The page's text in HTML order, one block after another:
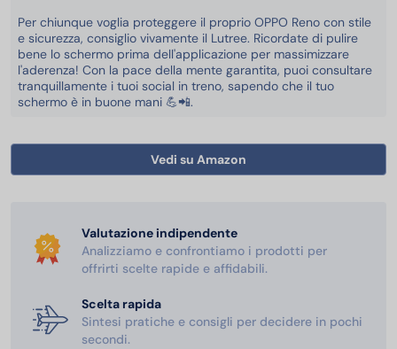
Per chiunque voglia proteggere il proprio OPPO Reno con stile
e sicurezza, consiglio vivamente il Lutree. Ricordate di pulire
bene lo schermo prima dell'applicazione per massimizzare
l'aderenza! Con la pace della mente garantita, puoi consultare
tranquillamente i tuoi social in treno, sapendo che il tuo
schermo è in buone mani 💪📲.
Vedi su Amazon
Valutazione indipendente
Analizziamo e confrontiamo i prodotti per
offrirti scelte rapide e affidabili.
Scelta rapida
Sintesi pratiche e consigli per decidere in pochi
secondi.